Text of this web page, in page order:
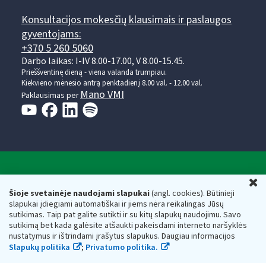
Šioje svetainėje naudojami slapukai(angl. cookies). Būtinieji
slapukai įdiegiami automatiškai ir jiems nėra reikalingas Jūsų
sutikimas. Taip pat galite sutikti ir su kitų slapukų naudojimu. Savo
sutikimą bet kada galėsite atšaukti pakeisdami interneto naršyklės
nustatymus ir ištrindami įrašytus slapukus. Daugiau informacijos
Slapukų politika
; Privatumo politika.
Konsultacijos mokesčių klausimais ir paslaugos
gyventojams:
+370 5 260 5060
Darbo laikas: I-IV 8.00-17.00, V 8.00-15.45.
Prieššventinę dieną - viena valanda trumpiau.
Kiekvieno mėnesio antrą penktadienį 8.00 val. - 12.00 val.
Paklausimas per Mano VMI
Respublikos finansų ministerijos
Biudžetinė įstaiga. Juridinio asmens kodas — 188659752,
adresas: Vasario 16-osios g. 14, 01107 Vilnius, Lietuva, el.paštas:
vmi@vmi.lt, E. pristatymo dėžutės adresas 188659752
Duomenys apie Valstybinę mokesčių inspekciją prie Lietuvos
Respublikos finansų ministerijos kaupiami ir saugomi Juridinių